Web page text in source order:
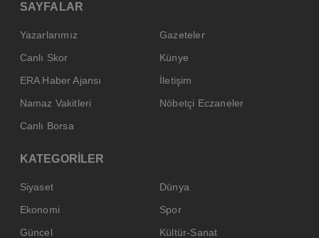
SAYFALAR
Yazarlarımız
Gazeteler
Canlı Skor
Künye
ERA Haber Ajansı
İletişim
Namaz Vakitleri
Nöbetçi Eczaneler
Canlı Borsa
KATEGORİLER
Siyaset
Dünya
Ekonomi
Spor
Güncel
Kültür-Sanat